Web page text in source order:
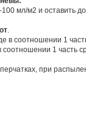
мл/м2 и оставить
.
в соотношении 1
1 часть
при